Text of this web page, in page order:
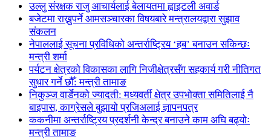
उल्लु संरक्षक राजु आचार्यलाई बेलायतमा ह्वाइटली अवार्ड
बजेटमा राख्नुपर्ने आमसञ्चारका विषयबारे मन्त्रालयद्वारा सुझाव
संकलन
नेपाललाई सूचना प्रविधिको अन्तर्राष्ट्रिय ‘हब’ बनाउन सकिन्छः
मन्त्री शर्मा
पर्यटन क्षेत्रको विकासका लागि निजीक्षेत्रसँग सहकार्य गरी नीतिगत
सुधार गर्ने छौँ: मन्त्री तामाङ
निकुञ्ज वार्डेनको ज्यादती: मध्यवर्ती क्षेत्र उपभोक्ता समितिलाई नै
बाइपास, काग्रेसले बुझायो प्रजिअलाई ज्ञापनपत्र
ककनीमा अन्तर्राष्ट्रिय प्रदर्शनी केन्द्र बनाउने काम अघि बढ्योः
मन्त्री तामाङ